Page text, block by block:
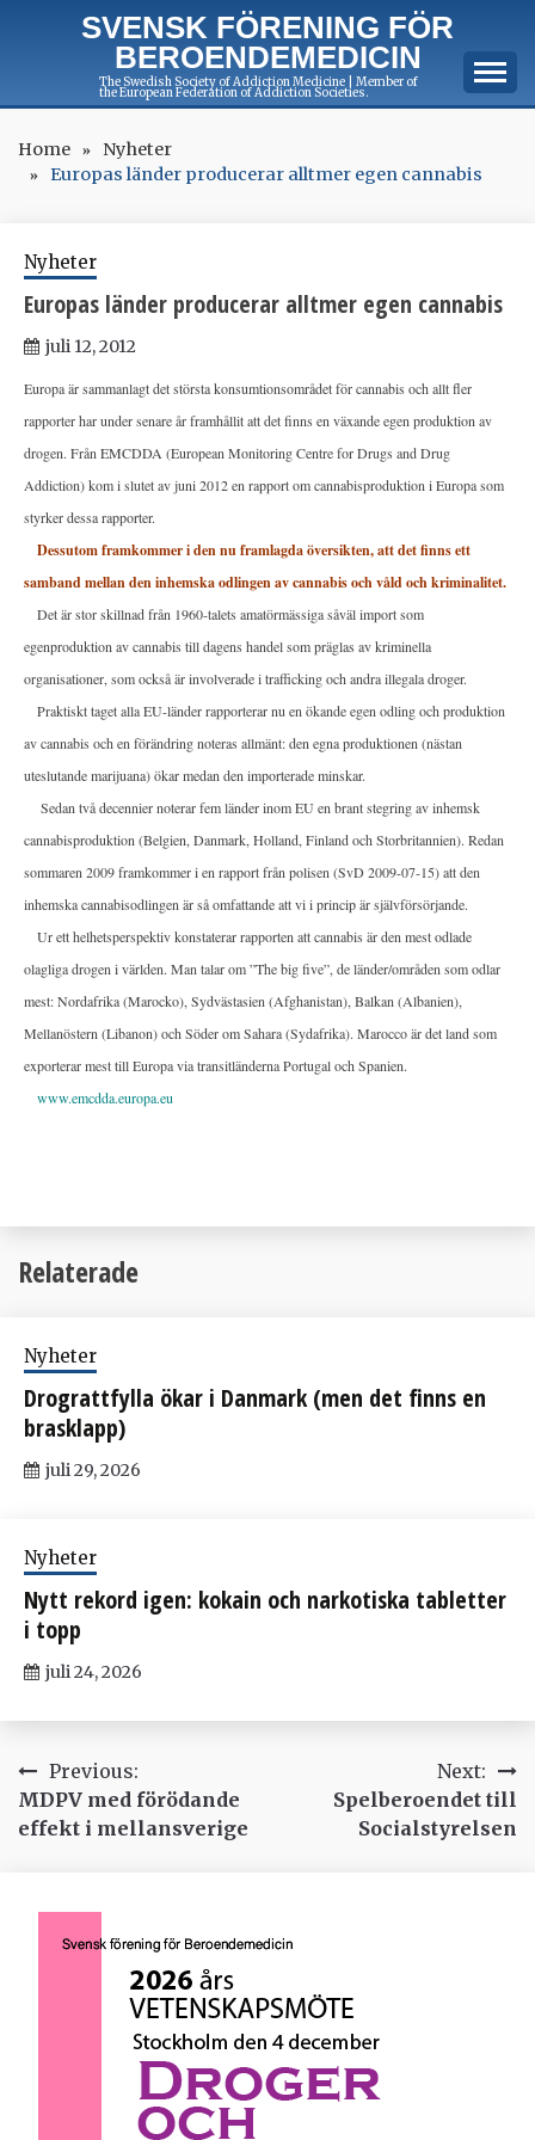
SVENSK FÖRENING FÖR
BEROENDEMEDICIN
The Swedish Society of Addiction Medicine | Member of
the European Federation of Addiction Societies.
Home
Nyheter
Europas länder producerar alltmer egen cannabis
Nyheter
Europas länder producerar alltmer egen cannabis
juli 12, 2012
Europa är sammanlagt det största konsumtionsområdet för cannabis och allt fler
rapporter har under senare år framhållit att det finns en växande egen produktion av
drogen. Från EMCDDA (European Monitoring Centre for Drugs and Drug
Addiction) kom i slutet av juni 2012 en rapport om cannabisproduktion i Europa som
styrker dessa rapporter.
Dessutom framkommer i den nu framlagda översikten, att det finns ett
samband mellan den inhemska odlingen av cannabis och våld och kriminalitet.
Det är stor skillnad från 1960-talets amatörmässiga såväl import som
egenproduktion av cannabis till dagens handel som präglas av kriminella
organisationer, som också är involverade i trafficking och andra illegala droger.
Praktiskt taget alla EU-länder rapporterar nu en ökande egen odling och produktion
av cannabis och en förändring noteras allmänt: den egna produktionen (nästan
uteslutande marijuana) ökar medan den importerade minskar.
Sedan två decennier noterar fem länder inom EU en brant stegring av inhemsk
cannabisproduktion (Belgien, Danmark, Holland, Finland och Storbritannien). Redan
sommaren 2009 framkommer i en rapport från polisen (SvD 2009-07-15) att den
inhemska cannabisodlingen är så omfattande att vi i princip är självförsörjande.
Ur ett helhetsperspektiv konstaterar rapporten att cannabis är den mest odlade
olagliga drogen i världen. Man talar om ”The big five”, de länder/områden som odlar
mest: Nordafrika (Marocko), Sydvästasien (Afghanistan), Balkan (Albanien),
Mellanöstern (Libanon) och Söder om Sahara (Sydafrika). Marocco är det land som
exporterar mest till Europa via transitländerna Portugal och Spanien.
www.emcdda.europa.eu
Relaterade
Nyheter
Drograttfylla ökar i Danmark (men det finns en
brasklapp)
juli 29, 2026
Nyheter
Nytt rekord igen: kokain och narkotiska tabletter
i topp
juli 24, 2026
Inläggsnavigering
Previous:
MDPV med förödande
effekt i mellansverige
Next:
Spelberoendet till
Socialstyrelsen